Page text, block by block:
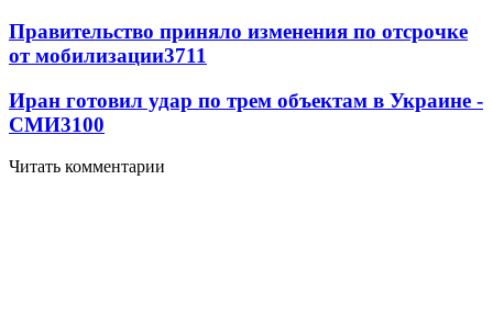
Правительство приняло изменения по отсрочке
от мобилизации3711
Иран готовил удар по трем объектам в Украине -
СМИ3100
Читать комментарии